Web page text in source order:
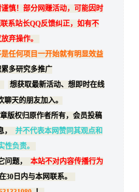
慎！部分网赚活动，可能因时
系站长QQ反馈纠正，如有不
弃操作。
任何项目一开始就有明显效益
多研究多推广
想获取最新活动、想即时在线
天的朋友加入。
版权归原作者所有，会员投稿
并不代表本网赞同其观点和
性负责。
题，
本站不对内容传播行为
30日内与本网联系。